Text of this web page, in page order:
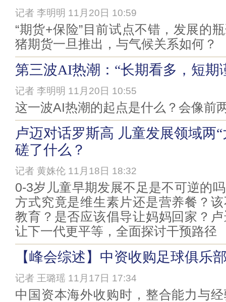
记者 李明明 11月20日 10:59
“期货+保险”目前试点不错，发展的
猪期货一旦推出，与气候关系如何？
第三波AI热潮：“长期看多，短期
记者 李明明 11月20日 10:55
这一波AI热潮的起点是什么？会像前
卢迈对话罗斯高 儿童发展领域两
磋了什么？
记者 黄姝伦 11月18日 18:32
0-3岁儿童早期发展不足是不可逆的
方式究竟是维生素片还是营养餐？
教育？是否应该倡导让妈妈回家？
让下一代更平等，全面探讨干预路径
【峰会综述】中资收购足球俱乐
记者 王璐瑶 11月17日 17:34
中国资本海外收购时，整合能力与